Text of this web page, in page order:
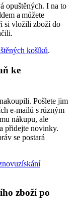
opuštěných. I na to
a můžete
si vložili zboží do
košíků.
ke
Pošlete jim
e-mailů s různým
nákupu, ale
přidejte novinky.
se postará
zboží po